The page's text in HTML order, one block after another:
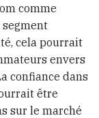
comme
segment
cela pourrait
envers
confiance dans
être
sur le marché